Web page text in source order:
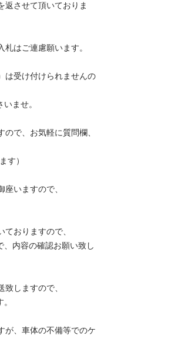
返させて頂いておりま
はご連慮願います。
は受け付けられませんの
で、お気軽に質問欄、
いますので、
おりますので、
しますので、
が、車体の不備等でのケ